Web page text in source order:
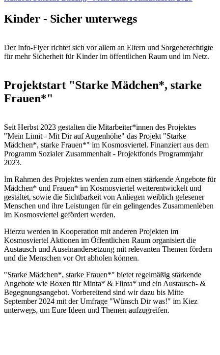
Kinder - Sicher unterwegs
Der Info-Flyer richtet sich vor allem an Eltern und Sorgeberechtigte
für mehr Sicherheit für Kinder im öffentlichen Raum und im Netz.
Projektstart "Starke Mädchen*, starke
Frauen*"
Seit Herbst 2023 gestalten die Mitarbeiter*innen des Projektes
"Mein Limit - Mit Dir auf Augenhöhe" das Projekt "Starke
Mädchen*, starke Frauen*" im Kosmosviertel. Finanziert aus dem
Programm Sozialer Zusammenhalt - Projektfonds Programmjahr
2023.
Im Rahmen des Projektes werden zum einen stärkende Angebote für
Mädchen* und Frauen* im Kosmosviertel weiterentwickelt und
gestaltet, sowie die Sichtbarkeit von Anliegen weiblich gelesener
Menschen und ihre Leistungen für ein gelingendes Zusammenleben
im Kosmosviertel gefördert werden.
Hierzu werden in Kooperation mit anderen Projekten im
Kosmosviertel Aktionen im Öffentlichen Raum organisiert die
Austausch und Auseinandersetzung mit relevanten Themen fördern
und die Menschen vor Ort abholen können.
"Starke Mädchen*, starke Frauen*" bietet regelmäßig stärkende
Angebote wie Boxen für Minta* & Flinta* und ein Austausch- &
Begegnungsangebot. Vorbereitend sind wir dazu bis Mitte
September 2024 mit der Umfrage "Wünsch Dir was!" im Kiez
unterwegs, um Eure Ideen und Themen aufzugreifen.